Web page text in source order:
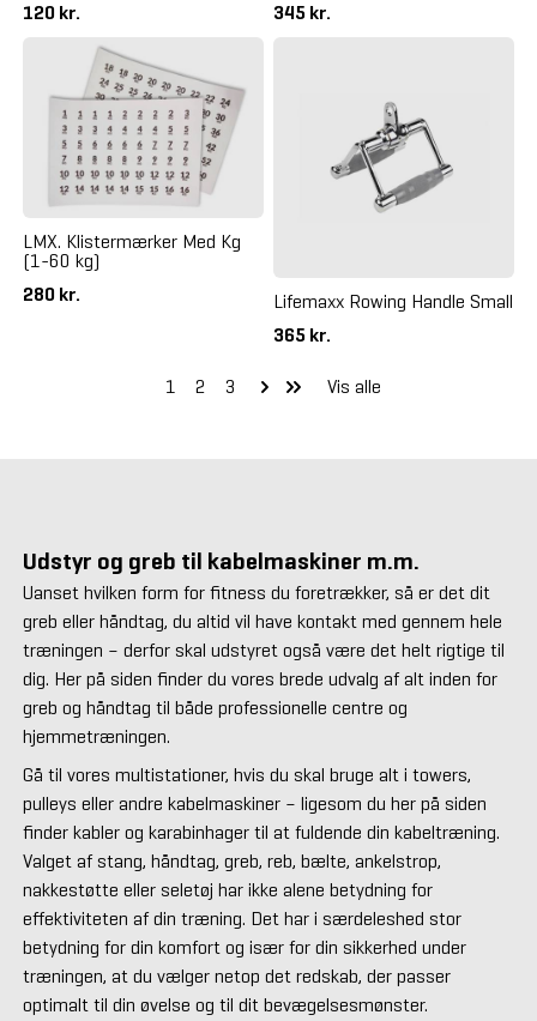
120 kr.
345 kr.
LMX. Klistermærker Med Kg
(1-60 kg)
280 kr.
Lifemaxx Rowing Handle Small
365 kr.
1 2 3 Vis alle
Udstyr og greb til kabelmaskiner m.m.
Uanset hvilken form for fitness du foretrækker, så er det dit
greb eller håndtag, du altid vil have kontakt med gennem hele
træningen – derfor skal udstyret også være det helt rigtige til
dig. Her på siden finder du vores brede udvalg af alt inden for
greb og håndtag til både professionelle centre og
hjemmetræningen.
Gå til vores multistationer, hvis du skal bruge alt i towers,
pulleys eller andre kabelmaskiner – ligesom du her på siden
finder kabler og karabinhager til at fuldende din kabeltræning.
Valget af stang, håndtag, greb, reb, bælte, ankelstrop,
nakkestøtte eller seletøj har ikke alene betydning for
effektiviteten af din træning. Det har i særdeleshed stor
betydning for din komfort og især for din sikkerhed under
træningen, at du vælger netop det redskab, der passer
optimalt til din øvelse og til dit bevægelsesmønster.